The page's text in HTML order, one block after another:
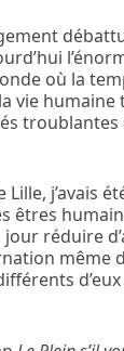
où la
vie humaine
troublantes
Lille, j’avais
êtres
réduire
même